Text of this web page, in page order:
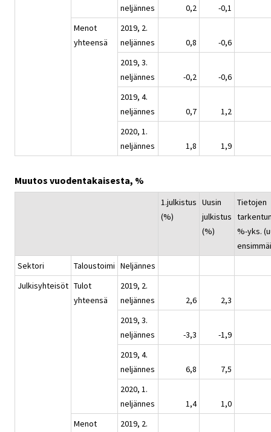
neljännes
0,2
-0,1
Menot
yhteensä
2019, 2.
neljännes
0,8
-0,6
2019, 3.
neljännes
-0,2
-0,6
2019, 4.
neljännes
0,7
1,2
2020, 1.
neljännes
1,8 1,9
Muutos vuodentakaisesta, %
1.julkistus
(%)
Uusin
julkistus
(%)
Tietojen
%-yks.
Sektori
Taloustoimi Neljännes
Julkisyhteisöt Tulot
yhteensä
2019, 2.
neljännes
2,6
2,3
2019, 3.
neljännes
-3,3
-1,9
2019, 4.
neljännes
6,8
7,5
2020, 1.
neljännes
1,4
1,0
Menot
2019, 2.